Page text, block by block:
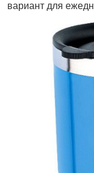
вариант для